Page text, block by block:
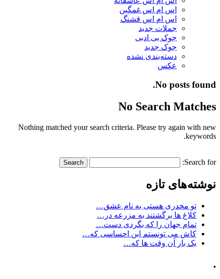
اس ام اس غمگین
اس ام اس قشنگ
جملات جدید
جوک بی ادبی
جوک جدید
دسته‌بندی نشده
عکس
No posts found.
No Search Matches
Nothing matched your search criteria. Please try again with new
keywords.
Search for:
نوشته‌های تازه
تو مخدری هستی به نام عشق…
کلاغ ها برگشتند به مزرعه در…
تمام جهان را که بگردی دست…
کاش می تونستم این احساسی که…
یک بار آن وقت ها که…
.